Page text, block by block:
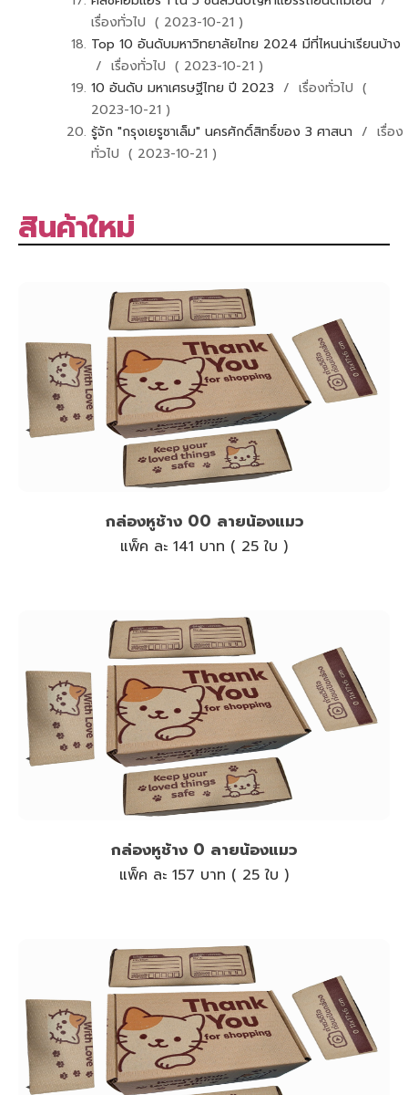
เรื่องทั่วไป ( 2023-10-21 )
Top 10 อันดับมหาวิทยาลัยไทย 2024 มีที่ไหนน่าเรียนบ้าง
/ เรื่องทั่วไป ( 2023-10-21 )
10 อันดับ มหาเศรษฐีไทย ปี 2023 / เรื่องทั่วไป (
2023-10-21 )
รู้จัก "กรุงเยรูซาเล็ม" นครศักดิ์สิทธิ์ของ 3 ศาสนา / เรื่อง
ทั่วไป ( 2023-10-21 )
สินค้าใหม่
กล่องหูช้าง 00 ลายน้องแมว
แพ็ค ละ 141 บาท ( 25 ใบ )
กล่องหูช้าง 0 ลายน้องแมว
แพ็ค ละ 157 บาท ( 25 ใบ )